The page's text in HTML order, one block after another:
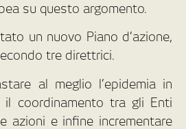
su questo argomento.
un nuovo Piano d’azione,
tre direttrici.
al meglio l’epidemia in
coordinamento tra gli Enti
azioni e infine incrementare